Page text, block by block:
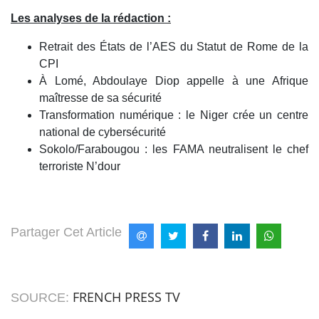
Les analyses de la rédaction :
Retrait des États de l’AES du Statut de Rome de la
CPI
À Lomé, Abdoulaye Diop appelle à une Afrique
maîtresse de sa sécurité
Transformation numérique : le Niger crée un centre
national de cybersécurité
Sokolo/Farabougou : les FAMA neutralisent le chef
terroriste N’dour
Partager Cet Article
SOURCE: FRENCH PRESS TV